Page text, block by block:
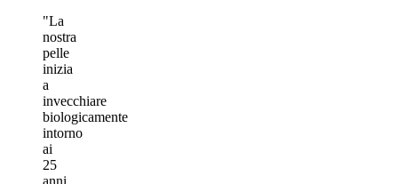
"La
nostra
pelle
inizia
a
invecchiare
biologicamente
intorno
ai
25